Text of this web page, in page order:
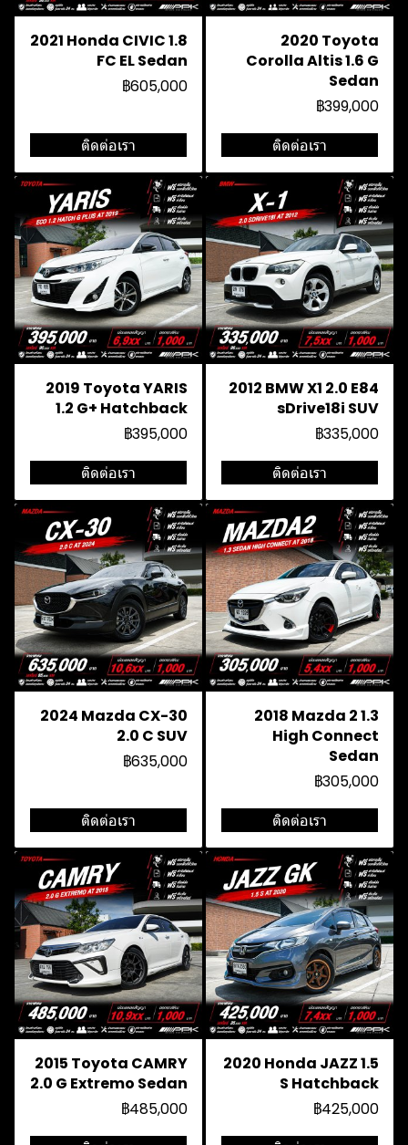
2021 Honda CIVIC 1.8
FC EL Sedan
฿605,000
ติดต่อเรา
2020 Toyota
Corolla Altis 1.6 G
Sedan
฿399,000
ติดต่อเรา
2019 Toyota YARIS
1.2 G+ Hatchback
฿395,000
ติดต่อเรา
2012 BMW X1 2.0 E84
sDrive18i SUV
฿335,000
ติดต่อเรา
2024 Mazda CX-30
2.0 C SUV
฿635,000
ติดต่อเรา
2018 Mazda 2 1.3
High Connect
Sedan
฿305,000
ติดต่อเรา
2015 Toyota CAMRY
2.0 G Extremo Sedan
฿485,000
2020 Honda JAZZ 1.5
S Hatchback
฿425,000